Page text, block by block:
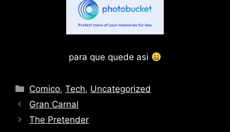
para que quede asi
Categories
Comico,Tech, Uncategorized
Gran Carnal
The Pretender